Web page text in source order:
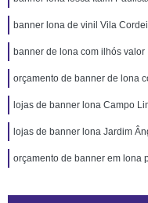
banner lona de vinil Vila
banner de lona com ilhós valor
orçamento de banner de lona
lojas de banner lona Campo
lojas de banner lona Jardim
orçamento de banner em lona